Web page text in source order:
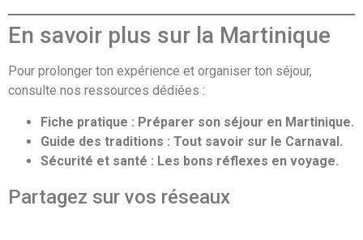
En savoir plus sur la Martinique
Pour prolonger ton expérience et organiser ton séjour,
consulte nos ressources dédiées :
Fiche pratique : Préparer son séjour en Martinique.
Guide des traditions : Tout savoir sur le Carnaval.
Sécurité et santé : Les bons réflexes en voyage.
Partagez sur vos réseaux